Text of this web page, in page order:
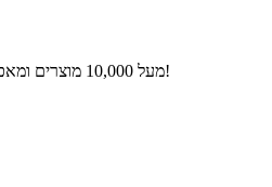
מעל 10,000 מוצרים ומאכלים במאגר עם ערכים תזונתיים!